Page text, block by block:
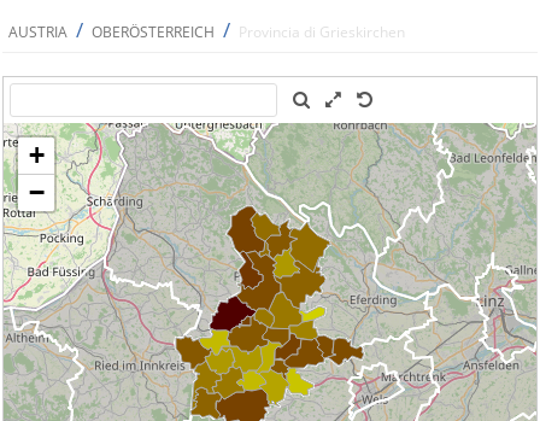
AUSTRIA / OBERÖSTERREICH / Provincia di Grieskirchen